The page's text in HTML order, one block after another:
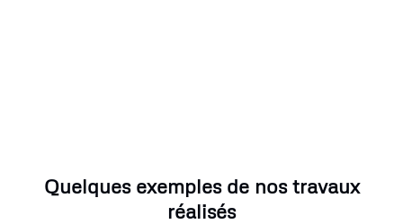
Quelques exemples de nos travaux
réalisés